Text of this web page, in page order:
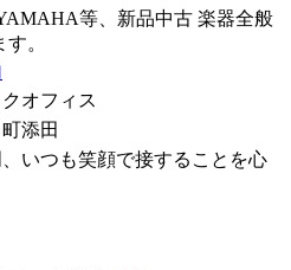
等、新品中古 楽器全般
。
オフィス
添田
いつも笑顔で接することを心